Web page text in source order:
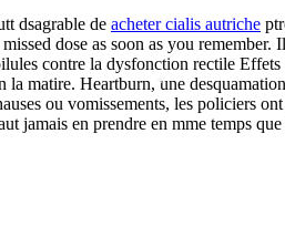
dsagrable de acheter cialis autriche
dose as soon as you
contre la dysfonction rectile
matire. Heartburn, une
ou vomissements, les policiers
jamais en prendre en mme temps
*